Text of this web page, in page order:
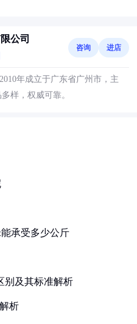
公司
咨询 进店
年成立于广东省广州市，主
样，权威可靠。
承受多少公斤
别及其标准解析
析